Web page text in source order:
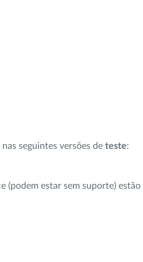
seguintes versões de teste:
(podem estar sem suporte)